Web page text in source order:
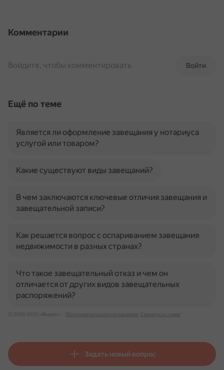
Комментарии
Войти
Войдите, чтобы комментировать
Ещё по теме
Является ли оформление завещания у нотариуса
услугой или товаром?
Какие существуют виды завещаний?
В чем заключаются ключевые отличия завещания и
завещательной записи?
Как решается вопрос с оспариванием завещания
недвижимости в разных странах?
Что такое завещательный отказ и чем он
отличается от других видов завещательных
распоряжений?
© 2026 ООО «Яндекс» Пользовательское соглашение Связаться с нами
Задать новый вопрос